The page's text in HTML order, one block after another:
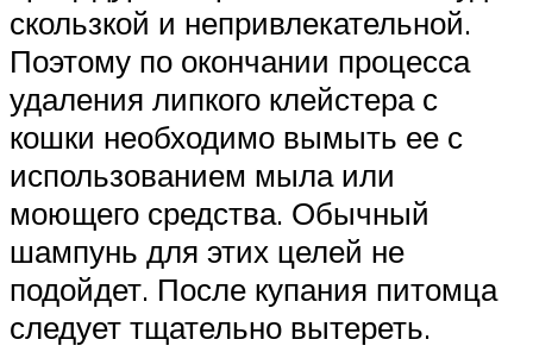
скользкой и непривлекательной.
Поэтому по окончании процесса
удаления липкого клейстера с
кошки необходимо вымыть ее с
использованием мыла или
моющего средства. Обычный
шампунь для этих целей не
подойдет. После купания питомца
следует тщательно вытереть.